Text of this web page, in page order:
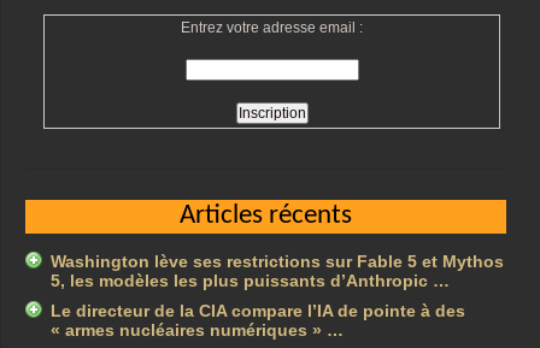
Entrez votre adresse email :
Articles récents
Washington lève ses restrictions sur Fable 5 et Mythos
5, les modèles les plus puissants d’Anthropic …
Le directeur de la CIA compare l’IA de pointe à des
« armes nucléaires numériques » …